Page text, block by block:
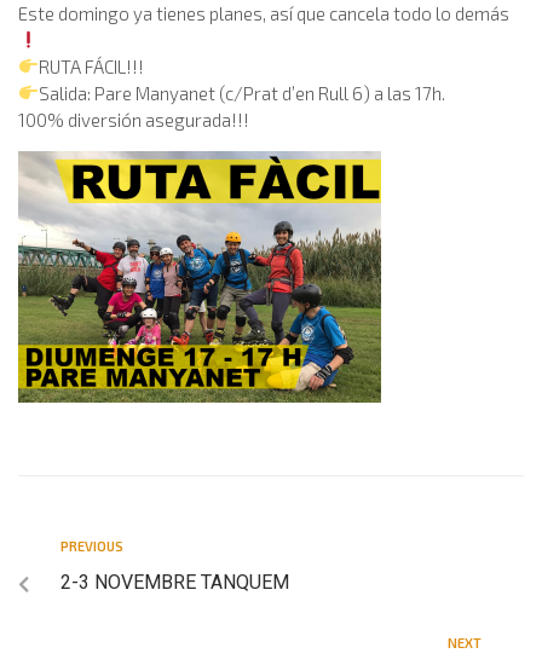
Este domingo ya tienes planes, así que cancela todo lo demás
RUTA FÁCIL!!!
Salida: Pare Manyanet (c/Prat d’en Rull 6) a las 17h.
100% diversión asegurada!!!
PREVIOUS
2-3 NOVEMBRE TANQUEM
NEXT